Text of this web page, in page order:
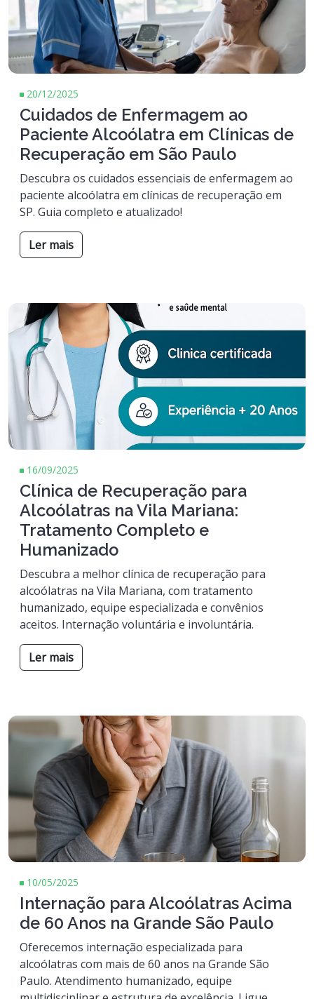
20/12/2025
Cuidados de Enfermagem ao
Paciente Alcoólatra em Clínicas de
Recuperação em São Paulo
Descubra os cuidados essenciais de enfermagem ao
paciente alcoólatra em clínicas de recuperação em
SP. Guia completo e atualizado!
Ler mais
16/09/2025
Clínica de Recuperação para
Alcoólatras na Vila Mariana:
Tratamento Completo e
Humanizado
Descubra a melhor clínica de recuperação para
alcoólatras na Vila Mariana, com tratamento
humanizado, equipe especializada e convênios
aceitos. Internação voluntária e involuntária.
Ler mais
10/05/2025
Internação para Alcoólatras Acima
de 60 Anos na Grande São Paulo
Oferecemos internação especializada para
alcoólatras com mais de 60 anos na Grande São
Paulo. Atendimento humanizado, equipe